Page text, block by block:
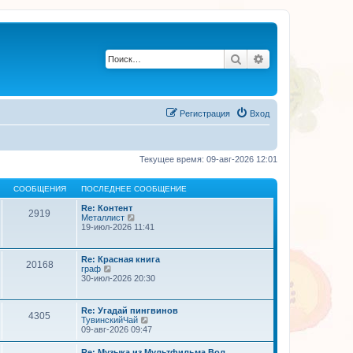
Поиск
Вход
Регистрация
Текущее время: 09-авг-2026 12:01
СООБЩЕНИЯ ПОСЛЕДНЕЕ СООБЩЕНИЕ
2919
Re: Контент
Металлист
е
т
и
к
о
с
л
е
д
н
19-июл-2026 11:41
20168
Re: Красная книга
граф
е
т
и
к
п
30-июл-2026 20:30
4305
Re: Угадай пингвинов
ТувинскийЧай
е
е
09-авг-2026 09:47